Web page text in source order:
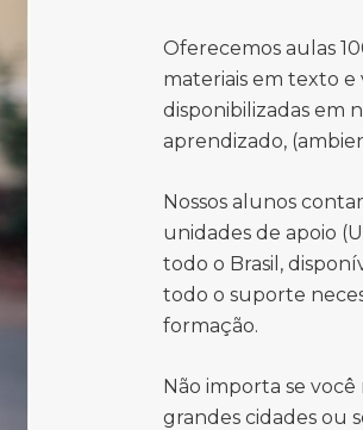
Oferecemos aulas
materiais em texto e
disponibilizadas em
aprendizado,
Nossos alunos
unidades de apoio
todo o Brasil,
todo o suporte
formação.
Não importa se você
grandes cidades ou